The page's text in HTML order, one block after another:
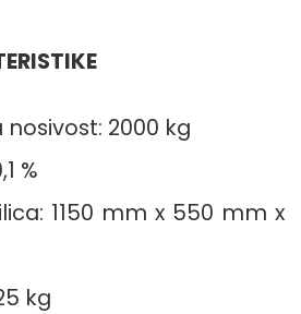
2000 kg
%
1150 mm x 550 mm x
kg